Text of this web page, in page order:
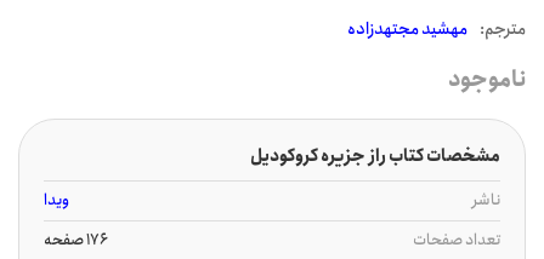
مترجم: مهشید مجتهدزاده
ناموجود
مشخصات کتاب راز جزیره کروکودیل
ناشر
ویدا
تعداد صفحات
176 صفحه